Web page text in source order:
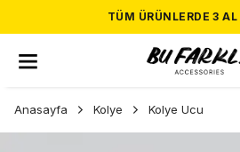
TÜM ÜRÜNLERDE 3
Anasayfa Kolye Kolye Ucu